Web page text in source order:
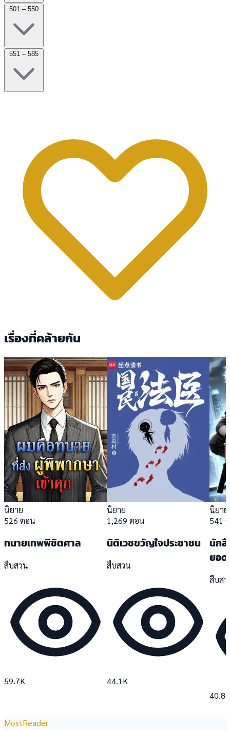
501 – 550
551 – 585
เรื่องที่คล้ายกัน
นิยาย
526 ตอน
ทนายเทพพิชิตศาล
สืบสวน
59.7K
นิยาย
1,269 ตอน
นิติเวชขวัญใจประชาชน
สืบสวน
44.1K
นิยาย
541
นักสื
ยอ
สืบส
40.8K
MostReader